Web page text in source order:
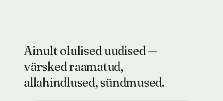
Ainult olulised uudised —
värsked raamatud,
allahindlused, sündmused.